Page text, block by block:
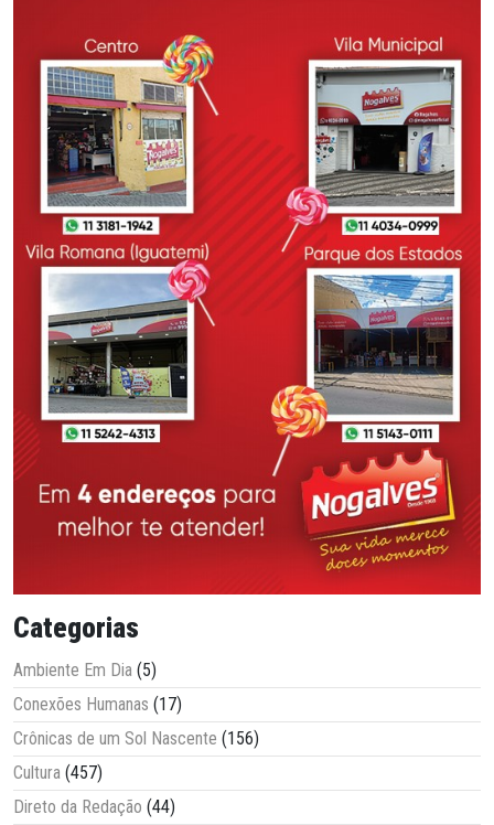
Categorias
Ambiente Em Dia (5)
Conexões Humanas (17)
Crônicas de um Sol Nascente (156)
Cultura (457)
Direto da Redação (44)